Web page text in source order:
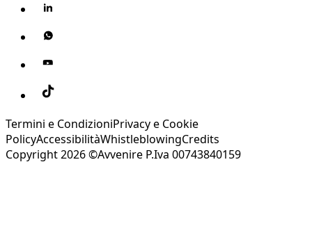
Termini e CondizioniPrivacy e Cookie
PolicyAccessibilitàWhistleblowingCredits
Copyright 2026 ©Avvenire P.Iva 00743840159